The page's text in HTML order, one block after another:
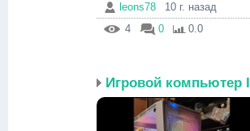
leons78
10 г. назад
4
0 0.0